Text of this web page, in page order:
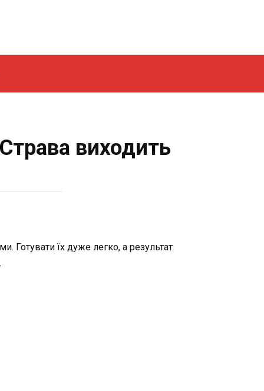
виходить
Готувати їх дуже легко, а результат